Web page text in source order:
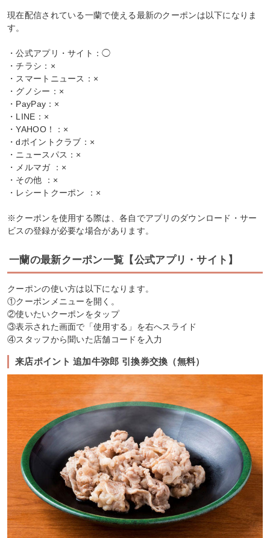
現在配信されている一蘭で使える最新のクーポンは以下になりま
す。
・公式アプリ・サイト：◯
・チラシ：×
・スマートニュース：×
・グノシー：×
・PayPay：×
・LINE：×
・YAHOO！：×
・dポイントクラブ：×
・ニュースパス：×
・メルマガ ：×
・その他 ：×
・レシートクーポン ：×
※クーポンを使用する際は、各自でアプリのダウンロード・サー
ビスの登録が必要な場合があります。
一蘭の最新クーポン一覧【公式アプリ・サイト】
クーポンの使い方は以下になります。
①クーポンメニューを開く。
②使いたいクーポンをタップ
③表示された画面で「使用する」を右へスライド
④スタッフから聞いた店舗コードを入力
来店ポイント 追加牛弥郎 引換券交換（無料）